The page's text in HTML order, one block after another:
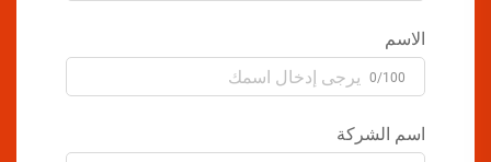
الاسم
0/100
اسم الشركة